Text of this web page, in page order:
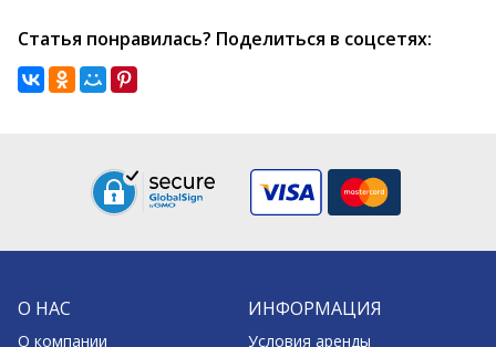
Статья понравилась? Поделиться в соцсетях:
О НАС
О компании
ИНФОРМАЦИЯ
Условия аренды